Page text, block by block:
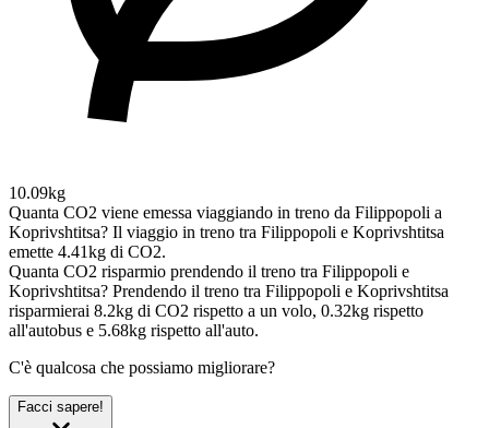
10.09kg
Quanta CO2 viene emessa viaggiando in treno da Filippopoli a
Koprivshtitsa? Il viaggio in treno tra Filippopoli e Koprivshtitsa
emette 4.41kg di CO2.
Quanta CO2 risparmio prendendo il treno tra Filippopoli e
Koprivshtitsa? Prendendo il treno tra Filippopoli e Koprivshtitsa
risparmierai 8.2kg di CO2 rispetto a un volo, 0.32kg rispetto
all'autobus e 5.68kg rispetto all'auto.
C'è qualcosa che possiamo migliorare?
Facci sapere!